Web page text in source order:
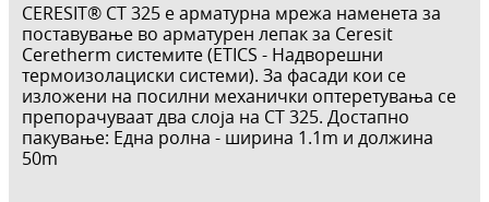
CERESIT® CT 325 е арматурна мрежа наменета за
поставување во арматурен лепак за Ceresit
Ceretherm системите (ETICS - Надворешни
термоизолациски системи). За фасади кои се
изложени на посилни механички оптеретувања се
препорачуваат два слоја на CT 325. Достапно
пакување: Една ролна - ширина 1.1m и должина
50m